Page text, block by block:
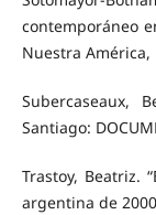
contemporáneo
Nuestra América,
Subercaseaux,
Santiago:
Trastoy, Beatriz.
argentina de